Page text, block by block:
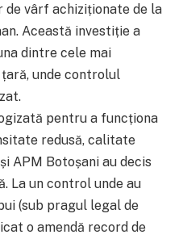
vârf achiziționate de la
Această investiție a
dintre cele mai
unde controlul
pentru a funcționa
redusă, calitate
APM Botoșani au decis
La un control unde au
(sub pragul legal de
o amendă record de